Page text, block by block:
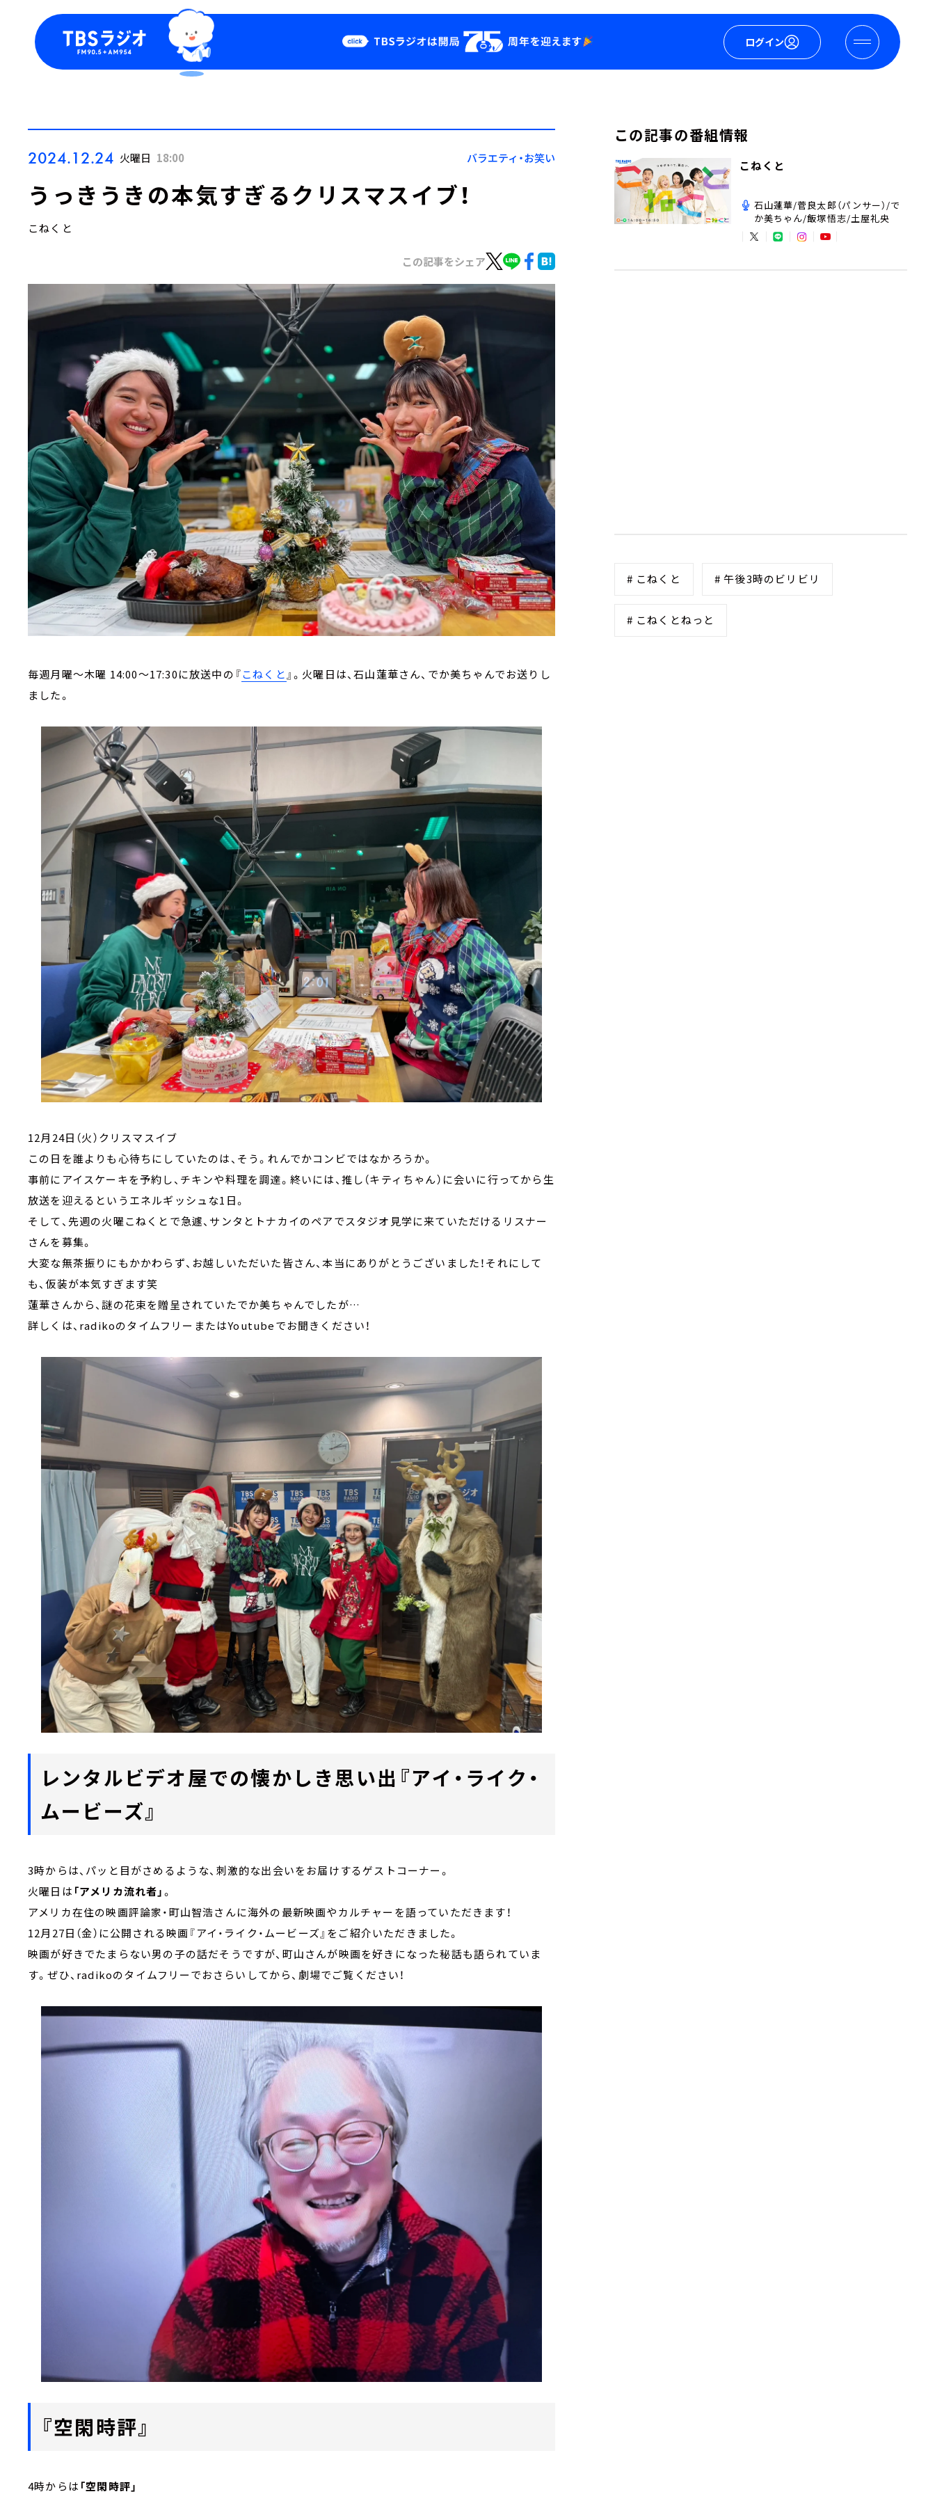
ログイン
Podcast
YouTube
会社情報
2024.12.24 火曜日 18:00 バラエティ・お笑い
うっきうきの本気すぎるクリスマスイブ！
こねくと
この記事をシェア
毎週月曜～木曜 14:00～17:30に放送中の『こねくと 』。火曜日は、石山蓮華さん、でか美ちゃんでお送りし
ました。
12月24日（火）クリスマスイブ
この日を誰よりも心待ちにしていたのは、そう。れんでかコンビではなかろうか。
事前にアイスケーキを予約し、チキンや料理を調達。終いには、推し（キティちゃん）に会いに行ってから生
放送を迎えるというエネルギッシュな1日。
そして、先週の火曜こねくとで急遽、サンタとトナカイのペアでスタジオ見学に来ていただけるリスナー
さんを募集。
大変な無茶振りにもかかわらず、お越しいただいた皆さん、本当にありがとうございました！それにして
も、仮装が本気すぎます笑
蓮華さんから、謎の花束を贈呈されていたでか美ちゃんでしたが…
詳しくは、radikoのタイムフリーまたはYoutubeでお聞きください！
レンタルビデオ屋での懐かしき思い出『アイ・ライク・
ムービーズ』
3時からは、パッと目がさめるような、刺激的な出会いをお届けするゲストコーナー。
火曜日は 「アメリカ流れ者」。
アメリカ在住の映画評論家・町山智浩さんに海外の最新映画やカルチャーを語っていただきます！
12月27日（金）に公開される映画『アイ・ライク・ムービーズ』をご紹介いただきました。
映画が好きでたまらない男の子の話だそうですが、町山さんが映画を好きになった秘話も語られていま
す。ぜひ、radikoのタイムフリーでおさらいしてから、劇場でご覧ください！
『空閑時評』
4時からは 「空閑時評」
この記事の番組情報
こねくと
石山蓮華/菅良太郎（パンサー）/で
か美ちゃん/飯塚悟志/土屋礼央
# こねくと # 午後3時のビリビリ
# こねくとねっと